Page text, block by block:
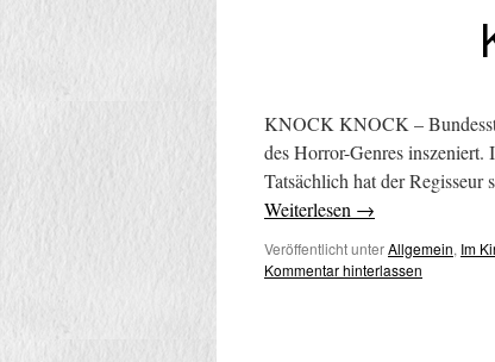
KNOCK KNOCK –
des Horror-Genres
Tatsächlich hat der
Weiterlesen →
Veröffentlicht unterAllgemein, Im
Kommentar hinterlassen